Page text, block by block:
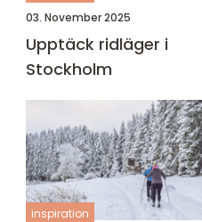
03. November 2025
Upptäck ridläger i
Stockholm
inspiration